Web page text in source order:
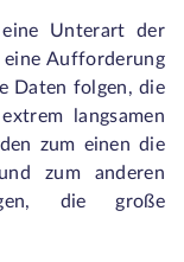
Unterart der
eine Aufforderung
Daten folgen, die
langsamen
zum einen die
zum anderen
die große